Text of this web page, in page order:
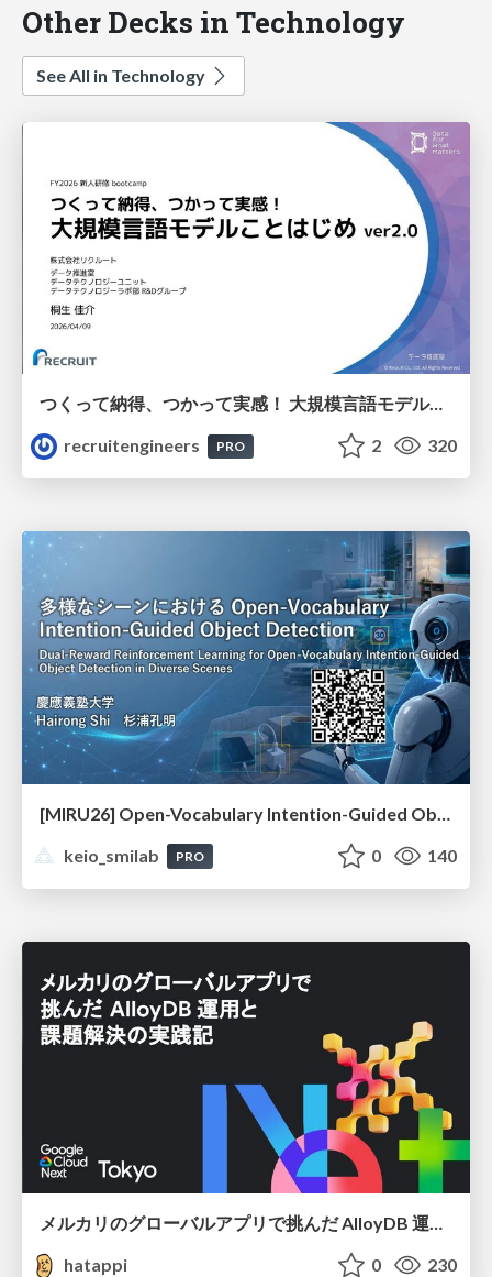
Other Decks in Technology
See All in Technology
つくって納得、つかって実感！ 大規模言語モデルことはじめ ver2.0
recruitengineers
PRO 2 320
keio_smilab
PRO 0 140
メルカリのグローバルアプリで挑んだ AlloyDB 運用と課題解決の実践記
hatappi
0 230